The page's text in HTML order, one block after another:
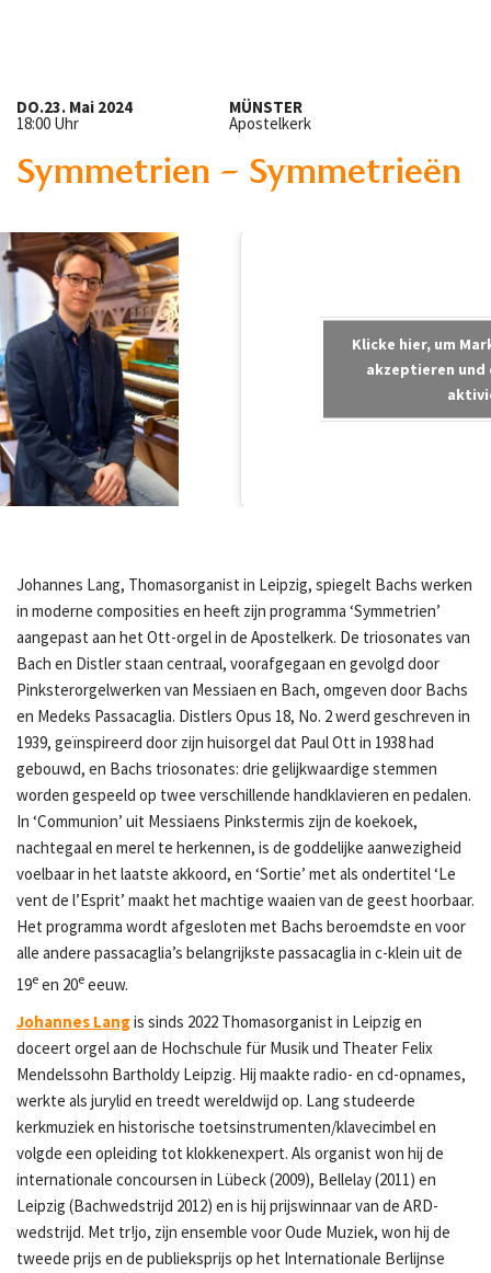
DO.23. Mai 2024
18:00 Uhr
MÜNSTER
Apostelkerk
Symmetrien – Symmetrieën
Klicke hier, um
akzeptieren und
Johannes Lang, Thomasorganist in Leipzig, spiegelt Bachs werken
in moderne composities en heeft zijn programma ‘Symmetrien’
aangepast aan het Ott-orgel in de Apostelkerk. De triosonates van
Bach en Distler staan centraal, voorafgegaan en gevolgd door
Pinksterorgelwerken van Messiaen en Bach, omgeven door Bachs
en Medeks Passacaglia. Distlers Opus 18, No. 2 werd geschreven in
1939, geïnspireerd door zijn huisorgel dat Paul Ott in 1938 had
gebouwd, en Bachs triosonates: drie gelijkwaardige stemmen
worden gespeeld op twee verschillende handklavieren en pedalen.
In ‘Communion’ uit Messiaens Pinkstermis zijn de koekoek,
nachtegaal en merel te herkennen, is de goddelijke aanwezigheid
voelbaar in het laatste akkoord, en ‘Sortie’ met als ondertitel ‘Le
vent de l’Esprit’ maakt het machtige waaien van de geest hoorbaar.
Het programma wordt afgesloten met Bachs beroemdste en voor
alle andere passacaglia’s belangrijkste passacaglia in c-klein uit de
19e en 20e eeuw.
Johannes Langis sinds 2022 Thomasorganist in Leipzig en
doceert orgel aan de Hochschule für Musik und Theater Felix
Mendelssohn Bartholdy Leipzig. Hij maakte radio- en cd-opnames,
werkte als jurylid en treedt wereldwijd op. Lang studeerde
kerkmuziek en historische toetsinstrumenten/klavecimbel en
volgde een opleiding tot klokkenexpert. Als organist won hij de
internationale concoursen in Lübeck (2009), Bellelay (2011) en
Leipzig (Bachwedstrijd 2012) en is hij prijswinnaar van de ARD-
wedstrijd. Met tr!jo, zijn ensemble voor Oude Muziek, won hij de
tweede prijs en de publieksprijs op het Internationale Berlijnse